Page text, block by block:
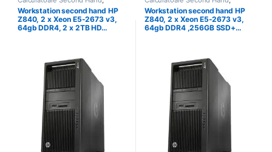
Workstation Second Hand
Workstation second hand HP
Z840, 2 x Xeon E5-2673 v3,
64gb DDR4, 2 x 2TB HD…
Workstation Second Hand
Workstation second hand HP
Z840, 2 x Xeon E5-2673 v3,
64gb DDR4 ,256GB SSD+…